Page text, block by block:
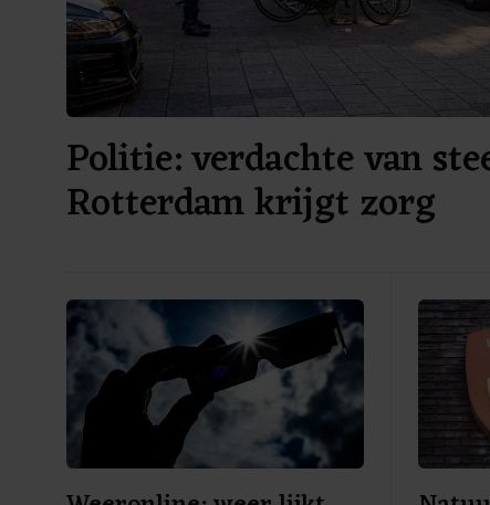
Politie: verdachte van
Rotterdam krijgt zorg